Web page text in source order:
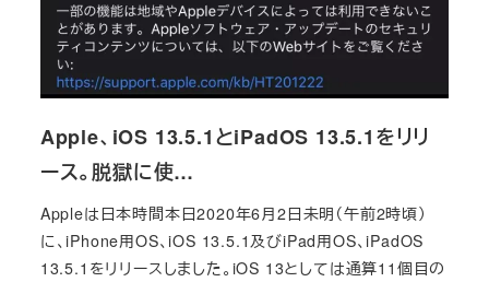
Apple、iOS 13.5.1とiPadOS 13.5.1をリリ
ース。脱獄に使…
Appleは日本時間本日2020年6月2日未明（午前2時頃）
に、iPhone用OS、iOS 13.5.1及びiPad用OS、iPadOS
13.5.1をリリースしました。iOS 13としては通算11個目の